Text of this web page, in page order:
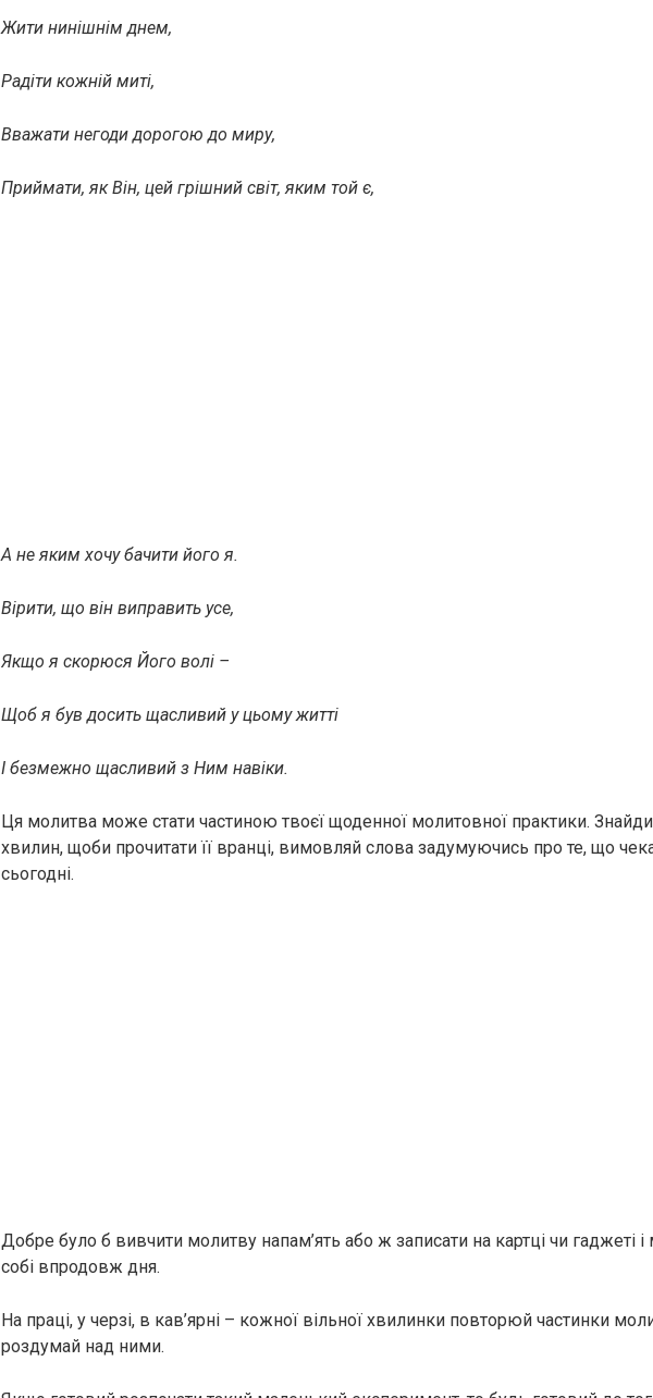
Жити нинішнім днем,
Радіти кожній миті,
Вважати негоди дорогою до миру,
Приймати, як Він, цей грішний світ, яким той є,
А не яким хочу бачити його я.
Вірити, що він виправить усе,
Якщо я скорюся Його волі –
Щоб я був досить щасливий у цьому житті
І безмежно щасливий з Ним навіки.
Ця молитва може стати частиною твоєї щоденної молитовної практики.
хвилин, щоби прочитати її вранці, вимовляй слова задумуючись про те, що
сьогодні.
Добре було б вивчити молитву напам’ять або ж записати на картці чи гаджеті і
собі впродовж дня.
На праці, у черзі, в кав’ярні – кожної вільної хвилинки повторюй частинки
роздумай над ними.